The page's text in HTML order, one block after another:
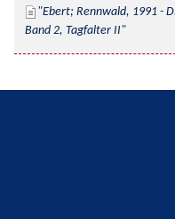
Ebert; Rennwald, 1991 -
Band 2, Tagfalter II